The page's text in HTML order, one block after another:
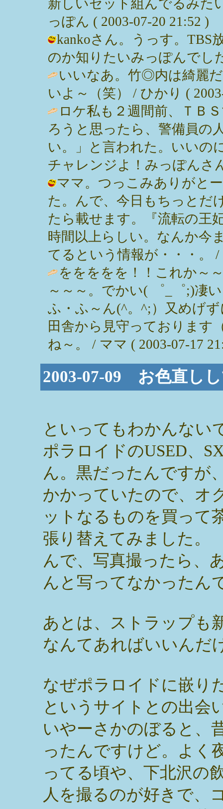
新しいセット組んでるみた
っぽん ( 2003-07-20 21:52 )
kankoさん。うっす。TBS
のか知りたいみっぽんでし
いいなあ。竹◎内は綺麗
いよ～（笑） / ひかり (
ロケ私も２週間前、ＴＢ
ろうと思ったら、警備員の
い。」と言われた。いいの
チャレンジよ！みっぽんさ
ママ。つっこみありがと
た。んで、今日もちっとだ
たら載せます。『流転の王
時間以上らしい。なんか今
てるという情報が・・・。 /
ををををを！！これか～
～～～。でかい( ゜_゜;)凄
ふ・ふ～ん(^。^;）又めげ
田舎から見守っております
ね～。 / ママ ( 2003-07-17
2003-07-09 お色直し
といってもわかんない
ポラロイドのUSED、
ん。黒だったんですが
かかっていたので、オ
ットなるものを買って
張り替えてみました。
んで、写真撮ったら、
んと写ってなかったん
あとは、ストラップも
なんてあればいいんだ
なぜポラロイドに嵌り
というサイトとの出会
いやーさかのぼると、
ったんですけど。よく
ってる頃や、下北沢の
人を撮るのが好きで、